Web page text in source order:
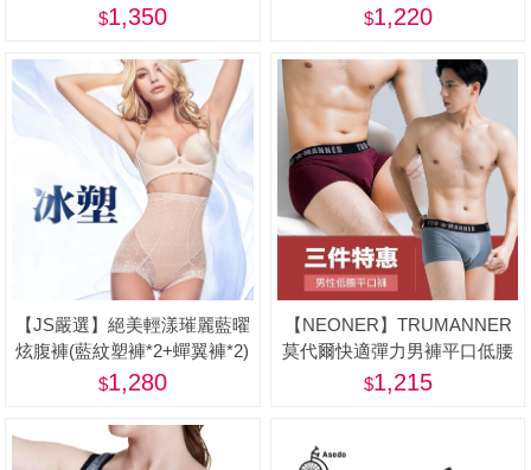
1,350
美
1,220
【JS嚴選】絕美輕漾璀麗藍曜
炫腹褲(藍紋塑褲*2+蟬翼褲*2)
1,280
【NEONER】TRUMANNER
莫代爾快適彈力男褲平口低腰
款三件優惠組-美
1,215